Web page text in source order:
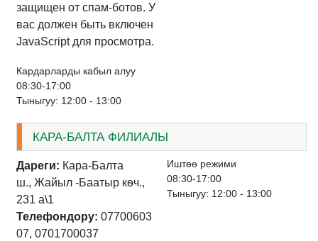
защищен от спам-ботов. У
вас должен быть включен
JavaScript для просмотра.
Кардарларды кабыл алуу
08:30-17:00
Тыныгуу: 12:00 - 13:00
КАРА-БАЛТА ФИЛИАЛЫ
Дареги: Кара-Балта
ш., Жайыл -Баатыр кѳч.,
231 а\1
Телефондору: 07700603
07, 0701700037
Иштѳѳ режими
08:30-17:00
Тыныгуу: 12:00 - 13:00